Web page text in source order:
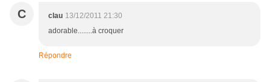
C clau 13/12/2011 21:30
adorable........à croquer
Répondre